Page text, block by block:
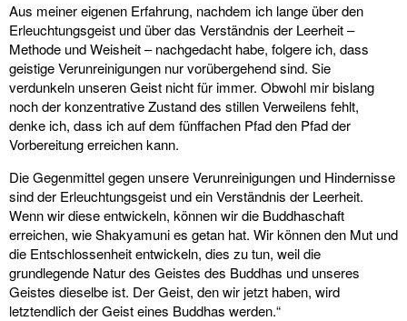
Aus meiner eigenen Erfahrung, nachdem ich lange über den
Erleuchtungsgeist und über das Verständnis der Leerheit –
Methode und Weisheit – nachgedacht habe, folgere ich, dass
geistige Verunreinigungen nur vorübergehend sind. Sie
verdunkeln unseren Geist nicht für immer. Obwohl mir bislang
noch der konzentrative Zustand des stillen Verweilens fehlt,
denke ich, dass ich auf dem fünffachen Pfad den Pfad der
Vorbereitung erreichen kann.
Die Gegenmittel gegen unsere Verunreinigungen und Hindernisse
sind der Erleuchtungsgeist und ein Verständnis der Leerheit.
Wenn wir diese entwickeln, können wir die Buddhaschaft
erreichen, wie Shakyamuni es getan hat. Wir können den Mut und
die Entschlossenheit entwickeln, dies zu tun, weil die
grundlegende Natur des Geistes des Buddhas und unseres
Geistes dieselbe ist. Der Geist, den wir jetzt haben, wird
letztendlich der Geist eines Buddhas werden.“